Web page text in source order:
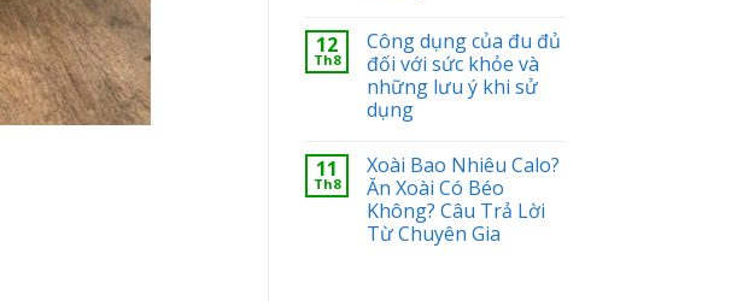
12
Th8
Công dụng của đu đủ
đối với sức khỏe và
những lưu ý khi sử
dụng
11
Th8
Xoài Bao Nhiêu Calo?
Ăn Xoài Có Béo
Không? Câu Trả Lời
Từ Chuyên Gia